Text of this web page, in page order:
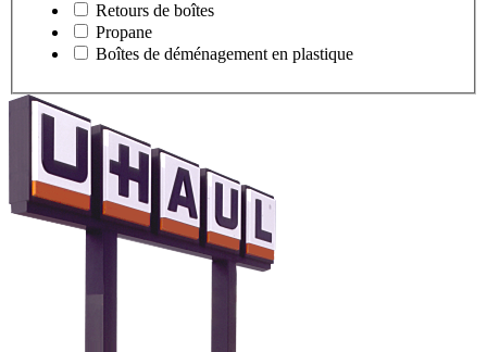
Retours de boîtes
Propane
Boîtes de déménagement en plastique